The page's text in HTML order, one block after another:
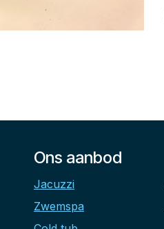
Ons aanbod
Jacuzzi
Zwemspa